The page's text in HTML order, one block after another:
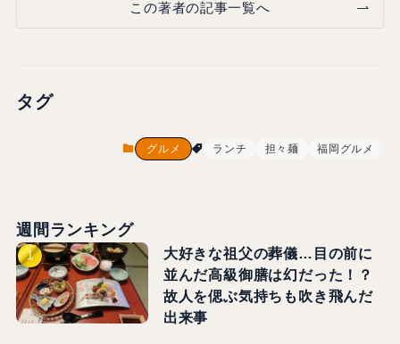
この著者の記事一覧へ
タグ
グルメ ランチ 担々麺 福岡グルメ
週間ランキング
大好きな祖父の葬儀…目の前に
並んだ高級御膳は幻だった！？
故人を偲ぶ気持ちも吹き飛んだ
出来事